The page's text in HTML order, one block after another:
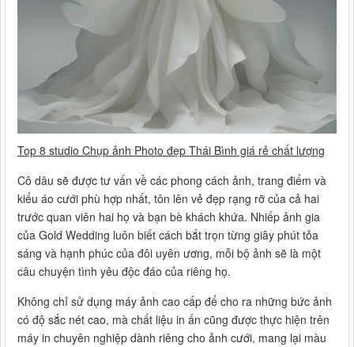
Top 8 studio Chụp ảnh Photo đẹp Thái Bình giá rẻ chất lượng
Cô dâu sẽ được tư vấn về các phong cách ảnh, trang điểm và
kiểu áo cưới phù hợp nhất, tôn lên vẻ đẹp rạng rỡ của cả hai
trước quan viên hai họ và bạn bè khách khứa. Nhiếp ảnh gia
của Gold Wedding luôn biết cách bắt trọn từng giây phút tỏa
sáng và hạnh phúc của đôi uyên ương, mỗi bộ ảnh sẽ là một
câu chuyện tình yêu độc đáo của riêng họ.
Không chỉ sử dụng máy ảnh cao cấp để cho ra những bức ảnh
có độ sắc nét cao, mà chất liệu in ấn cũng được thực hiện trên
máy in chuyên nghiệp dành riêng cho ảnh cưới, mang lại màu